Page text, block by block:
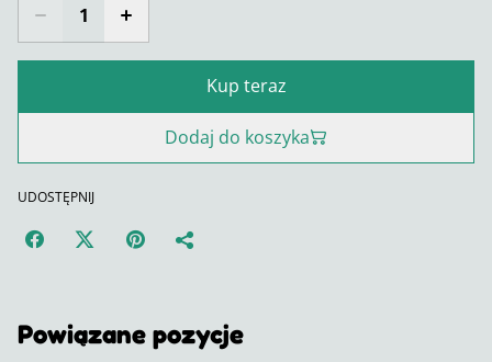
Kup teraz
Dodaj do koszyka
UDOSTĘPNIJ
Powiązane pozycje